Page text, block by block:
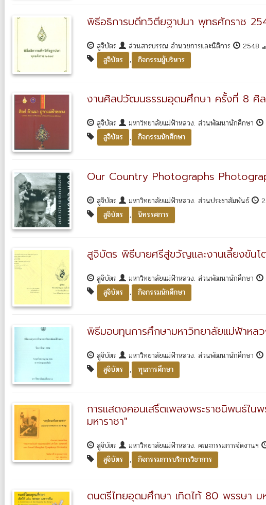
พิธีอธิการบดีทวิตียฐาปนา พุทธศักราช
สูจิบัตร ส่วนสารบรรณ อำนวยการและนิติการ
2548
สูจิบัตร
, กิจกรรมผู้บริหาร
งานศิลปวัฒนธรรมอุดมศึกษา ครั้งที่ 8 ศิ
สูจิบัตร มหาวิทยาลัยแม่ฟ้าหลวง. ส่วนพัฒนานักศึกษา
สูจิบัตร
, กิจกรรมนักศึกษา
Our Country Photographs
สูจิบัตร มหาวิทยาลัยแม่ฟ้าหลวง. ส่วนประชาสัมพันธ์
สูจิบัตร
, นิทรรศการ
สูจิบัตร พิธีบายศรีสู่ขวัญและงานเลี้ยงขันโ
สูจิบัตร มหาวิทยาลัยแม่ฟ้าหลวง. ส่วนพัฒนานักศึกษา
สูจิบัตร
, กิจกรรมนักศึกษา
พิธีมอบทุนการศึกษามหาวิทยาลัยแม่ฟ้าหล
สูจิบัตร มหาวิทยาลัยแม่ฟ้าหลวง. ส่วนพัฒนานักศึกษา
สูจิบัตร
, ทุนการศึกษา
การแสดงคอนเสริ์ตเพลงพระราชนิพนธ์ใน
มหาราชา"
สูจิบัตร
มหาวิทยาลัยแม่ฟ้าหลวง. คณะกรรมการจัดงานฯ
สูจิบัตร
, กิจกรรมการบริการวิชาการ
ดนตรีไทยอุดมศึกษา เทิดไท้ 80 พรรษา ม